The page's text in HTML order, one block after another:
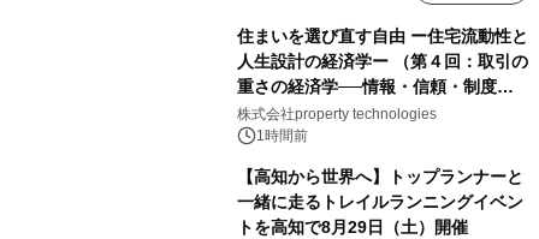
住まいを選び直す自由 ー住宅流動性と
人生設計の経済学ー （第４回：取引の
重さの経済学──情報・信頼・制度を
PropTechはどう組み替えるか）｜
PropTech-Lab
株式会社property technologies
1時間前
【高知から世界へ】トップランナーと
一緒に走るトレイルランニングイベン
トを高知で8月29日（土）開催